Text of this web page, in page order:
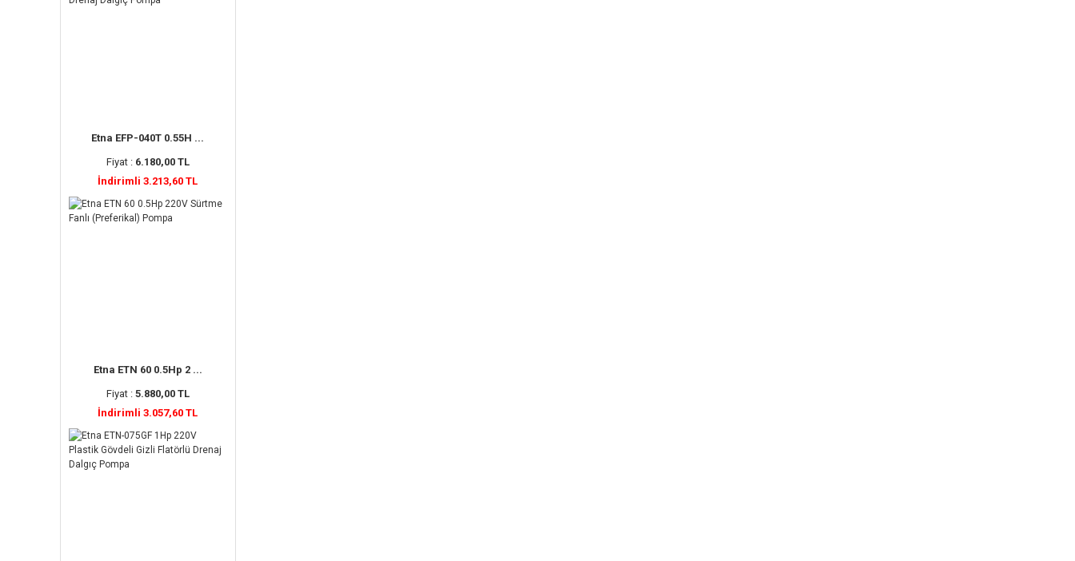
Etna EFP-040T 0.55H ...
Fiyat : 6.180,00 TL
İndirimli 3.213,60 TL
Etna ETN 60 0.5Hp 2 ...
Fiyat : 5.880,00 TL
İndirimli 3.057,60 TL